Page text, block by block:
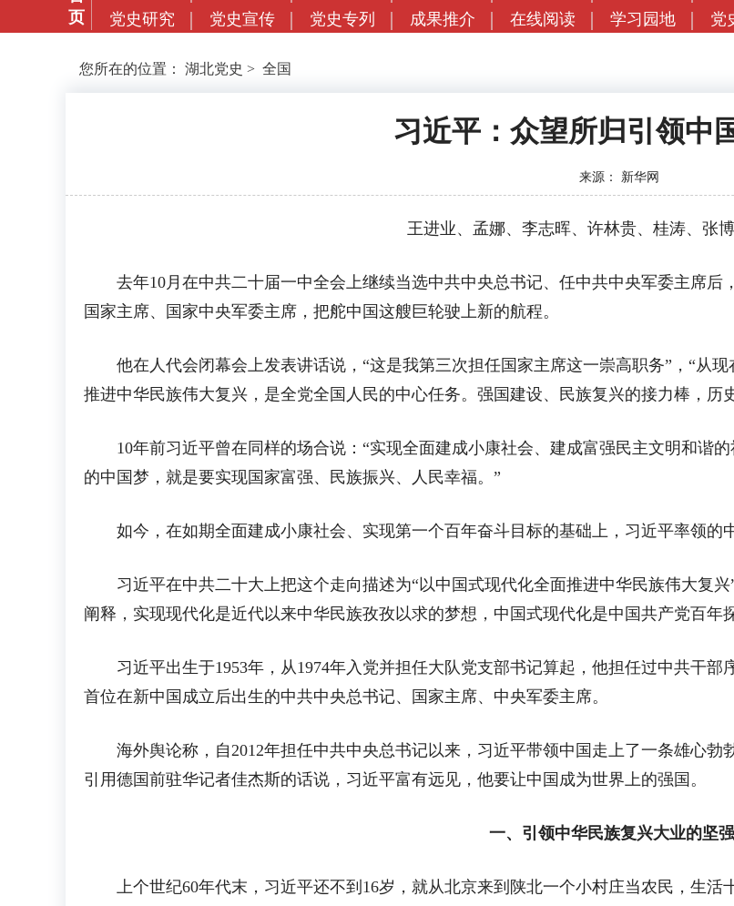
页
党史研究
党史宣传 党史专列 成果推介 在线阅读 学习园地 党
您所在的位置： 湖北党史 > 全国
习近平：众望所归引领中
来源： 新华网
王进业、孟娜、李志晖、许林贵、桂涛、张
去年10月在中共二十届一中全会上继续当选中共中央总书记、任中共中央军委主席后
国家主席、国家中央军委主席，把舵中国这艘巨轮驶上新的航程。
他在人代会闭幕会上发表讲话说，“这是我第三次担任国家主席这一崇高职务”，“从现
推进中华民族伟大复兴，是全党全国人民的中心任务。强国建设、民族复兴的接力棒，历
10年前习近平曾在同样的场合说：“实现全面建成小康社会、建成富强民主文明和谐
的中国梦，就是要实现国家富强、民族振兴、人民幸福。”
如今，在如期全面建成小康社会、实现第一个百年奋斗目标的基础上，习近平率领的
习近平在中共二十大上把这个走向描述为“以中国式现代化全面推进中华民族伟大复兴
阐释，实现现代化是近代以来中华民族孜孜以求的梦想，中国式现代化是中国共产党百年
习近平出生于1953年，从1974年入党并担任大队党支部书记算起，他担任过中共干部
首位在新中国成立后出生的中共中央总书记、国家主席、中央军委主席。
海外舆论称，自2012年担任中共中央总书记以来，习近平带领中国走上了一条雄心勃
引用德国前驻华记者佳杰斯的话说，习近平富有远见，他要让中国成为世界上的强国。
一、引领中华民族复兴大业的坚
上个世纪60年代末，习近平还不到16岁，就从北京来到陕北一个小村庄当农民，生活